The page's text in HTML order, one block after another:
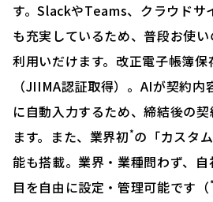
す。SlackやTeams、クラウドサ
も充実しているため、普段お使
利用いだけます。改正電子帳簿
（JIIMA認証取得）。AIが契約
に自動入力するため、締結後の
ます。また、業界初*の「カスタ
能も搭載。業界・業種問わず、
目を自由に設定・管理可能です（*